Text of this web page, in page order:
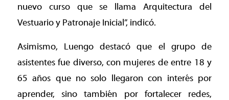
nuevo curso que se llama Arquitectura del
Vestuario y Patronaje Inicial”, indicó.
Asimismo, Luengo destacó que el grupo de
asistentes fue diverso, con mujeres de entre 18 y
65 años que no solo llegaron con interés por
aprender, sino también por fortalecer redes,